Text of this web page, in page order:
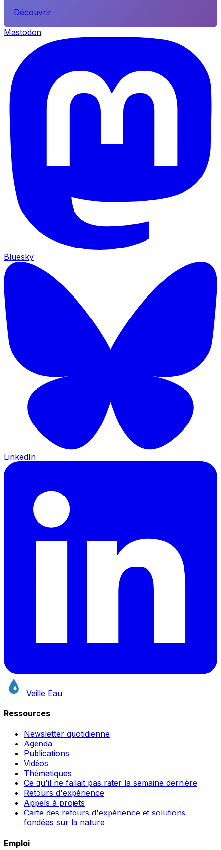
Découvrir
Mastodon
Bluesky
LinkedIn
Veille Eau
Ressources
Newsletter quotidienne
Agenda
Publications
Vidéos
Thématiques
Ce qu'il ne fallait pas rater la semaine dernière
Retours d'expérience
Appels à projets
Carte des retours d'expérience et solutions
fondées sur la nature
Emploi